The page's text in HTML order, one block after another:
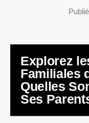
Explorez
Familiales
Quelles
Ses